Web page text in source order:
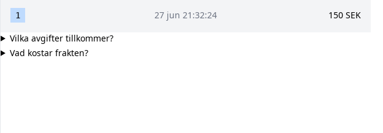
1 27 jun 21:32:24 150 SEK
Vilka avgifter tillkommer?
Vad kostar frakten?